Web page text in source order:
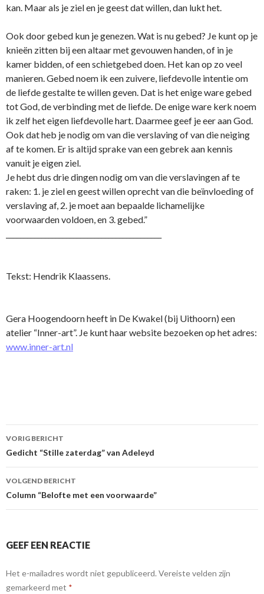
kan. Maar als je ziel en je geest dat willen, dan lukt het.
Ook door gebed kun je genezen. Wat is nu gebed? Je kunt op je
knieën zitten bij een altaar met gevouwen handen, of in je
kamer bidden, of een schietgebed doen. Het kan op zo veel
manieren. Gebed noem ik een zuivere, liefdevolle intentie om
de liefde gestalte te willen geven. Dat is het enige ware gebed
tot God, de verbinding met de liefde. De enige ware kerk noem
ik zelf het eigen liefdevolle hart. Daarmee geef je eer aan God.
Ook dat heb je nodig om van die verslaving of van die neiging
af te komen. Er is altijd sprake van een gebrek aan kennis
vanuit je eigen ziel.
Je hebt dus drie dingen nodig om van die verslavingen af te
raken: 1. je ziel en geest willen oprecht van die beïnvloeding of
verslaving af, 2. je moet aan bepaalde lichamelijke
voorwaarden voldoen, en 3. gebed.”
Tekst: Hendrik Klaassens.
Gera Hoogendoorn heeft in De Kwakel (bij Uithoorn) een
atelier “Inner-art”. Je kunt haar website bezoeken op het adres:
www.inner-art.nl
Berichtnavigatie
VORIG BERICHT
Gedicht “Stille zaterdag” van Adeleyd
VOLGEND BERICHT
Column “Belofte met een voorwaarde”
GEEF EEN REACTIE
Het e-mailadres wordt niet gepubliceerd. Vereiste velden zijn
gemarkeerd met *